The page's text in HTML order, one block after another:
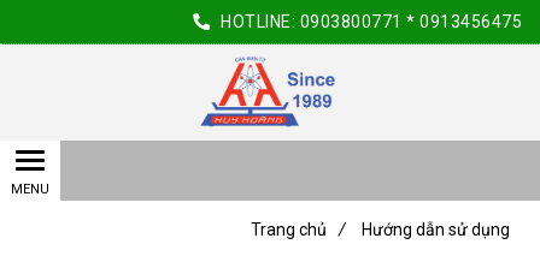
Trang chủ / Hướng dẫn sử dụng
HOTLINE: 0903800771 * 0913456475